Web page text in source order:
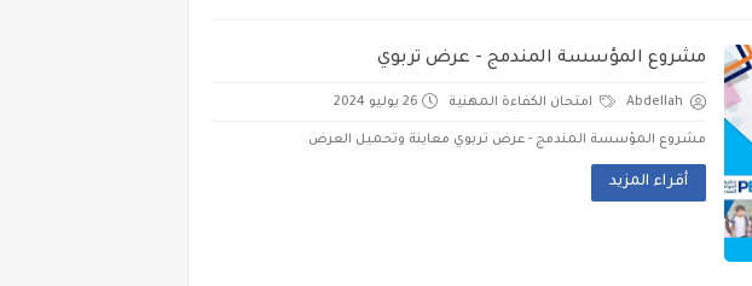
مشروع المؤسسة المندمج - عرض تربوي
Abdellah امتحان الكفاءة المهنية 26 يوليو 2024
مشروع المؤسسة المندمج - عرض تربوي معاينة وتحميل العرض
أقراء المزيد